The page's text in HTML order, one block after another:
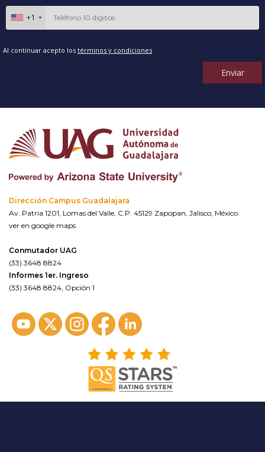
+1
Al continuar acepto los términos y condiciones
Enviar
Dirección Campus Guadalajara
Av. Patria 1201, Lomas del Valle, C.P. 45129 Zapopan, Jalisco, México.
ver en google maps
Conmutador UAG
(33) 3648 8824
Informes 1er. Ingreso
(33) 3648 8824, Opción 1